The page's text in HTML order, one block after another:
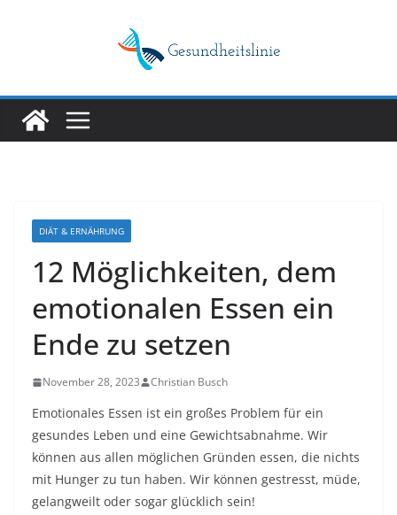
DIÄT & ERNÄHRUNG
12 Möglichkeiten, dem
emotionalen Essen ein
Ende zu setzen
November 28, 2023 Christian Busch
Emotionales Essen ist ein großes Problem für ein
gesundes Leben und eine Gewichtsabnahme. Wir
können aus allen möglichen Gründen essen, die nichts
mit Hunger zu tun haben. Wir können gestresst, müde,
gelangweilt oder sogar glücklich sein!